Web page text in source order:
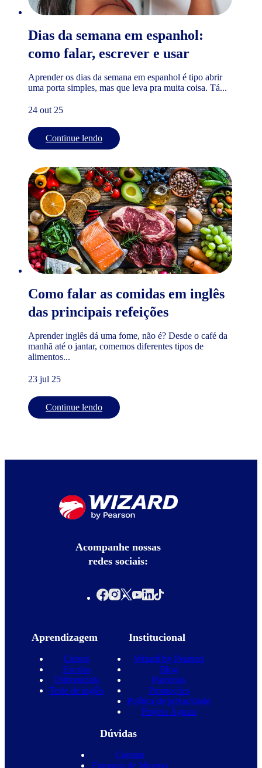
Dias da semana em espanhol:
como falar, escrever e usar
Aprender os dias da semana em espanhol é tipo abrir
uma porta simples, mas que leva pra muita coisa. Tá...
24 out 25
Continue lendo
Como falar as comidas em inglês
das principais refeições
Aprender inglês dá uma fome, não é? Desde o café da
manhã até o jantar, comemos diferentes tipos de
alimentos...
23 jul 25
Continue lendo
Acompanhe nossas
redes sociais:
Aprendizagem
Cursos
Escolas
Diferenciais
Teste de inglês
Institucional
Wizard by Pearson
Blog
Parcerias
Promoções
Política de privacidade
Projeto Águias
Dúvidas
Contato
Franquia de Idiomas